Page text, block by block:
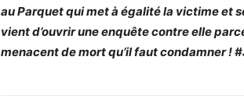
au Parquet qui met à égalité la victime et
vient d’ouvrir une enquête contre elle
menacent de mort qu’il faut condamner !